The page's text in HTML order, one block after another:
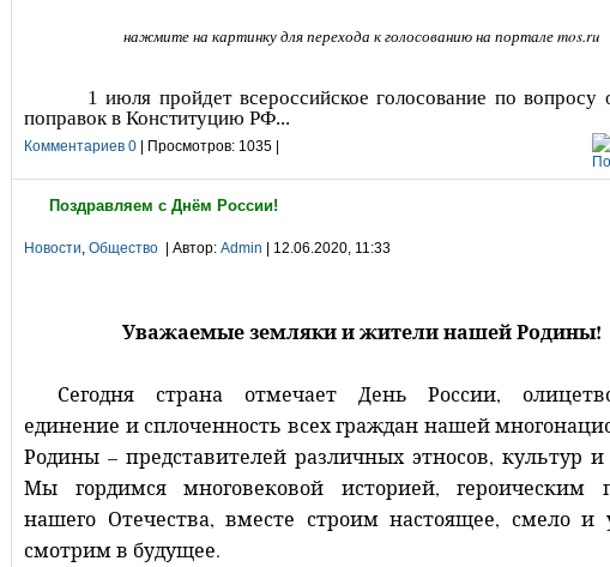
нажмите на картинку для перехода к голосованию на портале mos.ru
1 июля пройдет всероссийское голосование по вопросу
поправок в Конституцию РФ...
Комментариев 0 | Просмотров: 1035 |
Поздравляем с Днём России!
Новости, Общество | Автор: Admin | 12.06.2020, 11:33
Уважаемые земляки и жители нашей Родины!
Сегодня страна отмечает День России,
единение и сплоченность всех граждан нашей
Родины – представителей различных этносов, культур и
Мы гордимся многовековой историей, героическим
нашего Отечества, вместе строим настоящее, смело и
смотрим в будущее.